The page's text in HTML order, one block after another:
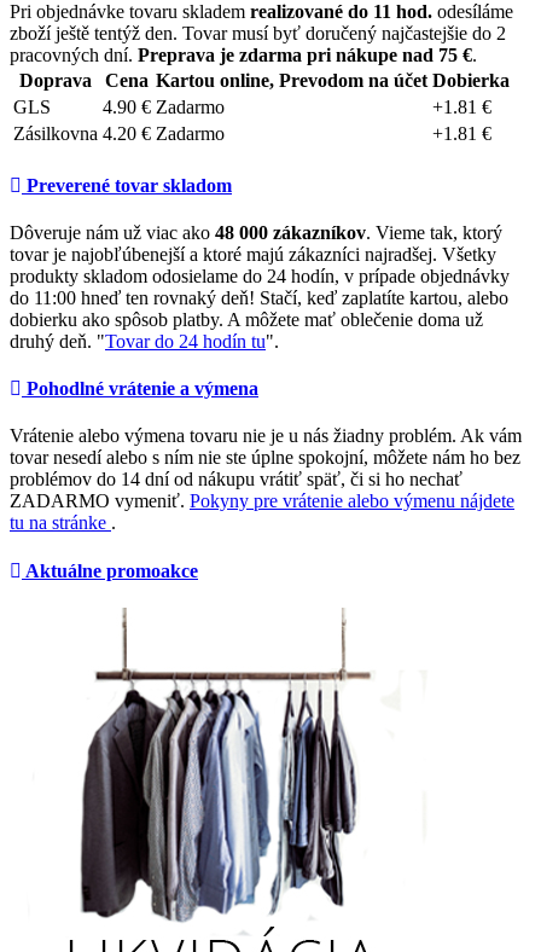
Pri objednávke tovaru skladem realizované do 11 hod. odesíláme
zboží ještě tentýž den. Tovar musí byť doručený najčastejšie do 2
pracovných dní. Preprava je zdarma pri nákupe nad 75 €.
Doprava
Cena Kartou online, Prevodom na účet Dobierka
GLS
4.90 € Zadarmo
+1.81 €
Zásilkovna 4.20 € Zadarmo +1.81 €
Preverené tovar skladom
Dôveruje nám už viac ako 48 000 zákazníkov. Vieme tak, ktorý
tovar je najobľúbenejší a ktoré majú zákazníci najradšej. Všetky
produkty skladom odosielame do 24 hodín, v prípade objednávky
do 11:00 hneď ten rovnaký deň! Stačí, keď zaplatíte kartou, alebo
dobierku ako spôsob platby. A môžete mať oblečenie doma už
druhý deň. "Tovar do 24 hodín tu".
Pohodlné vrátenie a výmena
Vrátenie alebo výmena tovaru nie je u nás žiadny problém. Ak vám
tovar nesedí alebo s ním nie ste úplne spokojní, môžete nám ho bez
problémov do 14 dní od nákupu vrátiť späť, či si ho nechať
ZADARMO vymeniť. Pokyny pre vrátenie alebo výmenu nájdete
tu na stránke .
Aktuálne promoakce